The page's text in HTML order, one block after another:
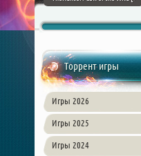
Торрент игры
Игры 2026
Игры 2025
Игры 2024